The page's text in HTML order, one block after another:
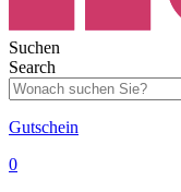
Suchen
Search
Gutschein
0